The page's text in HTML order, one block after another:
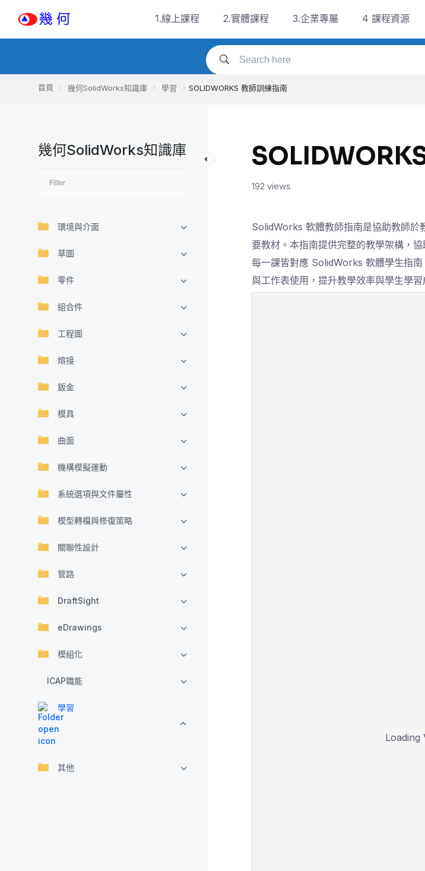
content
1.線上課程 2.實體課程 3.企業專屬 4 課程資源
首頁 幾何SolidWorks知識庫 學習 SOLIDWORKS 教師訓練指南
幾何SolidWorks知識庫
環境與介面
草圖
零件
組合件
工程圖
熔接
鈑金
模具
曲面
機構模擬運動
系統選項與文件屬性
模型轉檔與修復策略
關聯性設計
管路
DraftSight
eDrawings
模組化
ICAP職能
學習
其他
192 views
SolidWorks 軟體教師指南是協助教師
要教材。本指南提供完整的教學架構，
每一課皆對應 SolidWorks 軟體學生指
與工作表使用，提升教學效率與學生學習
Loading